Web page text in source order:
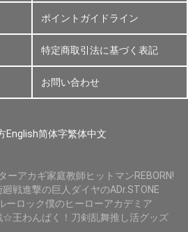
ポイントガイドライン
特定商取引法に基づく表記
お問い合わせ
English简体字繁体中文
ーアカギ家庭教師ヒットマンREBORN!
廻戦進撃の巨人 ダイヤのADr.STONE
ーロック僕のヒーローアカデミア
☆王わんぱく！刀剣乱舞推し活グッズ